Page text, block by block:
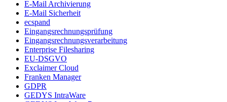
E-Mail Archivierung
E-Mail Sicherheit
ecspand
Eingangsrechnungsprüfung
Eingangsrechnungsverarbeitung
Enterprise Filesharing
EU-DSGVO
Exclaimer Cloud
Franken Manager
GDPR
GEDYS IntraWare